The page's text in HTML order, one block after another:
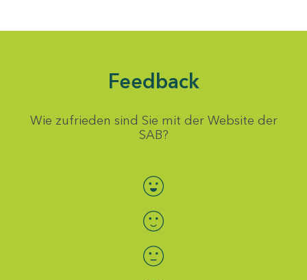
Feedback
Wie zufrieden sind Sie mit der Website der
SAB?
Bewertung auswählen